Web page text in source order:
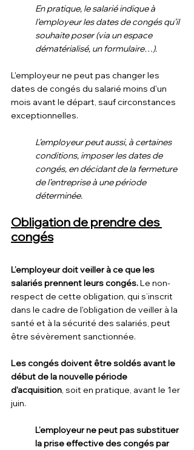
En pratique, le salarié indique à
l’employeur les dates de congés qu’il
souhaite poser (via un espace
dématérialisé, un formulaire…).
L'employeur ne peut pas changer les
dates de congés du salarié moins d'un
mois avant le départ, sauf circonstances
exceptionnelles.
L’employeur peut aussi, à certaines
conditions, imposer les dates de
congés, en décidant de la fermeture
de l’entreprise à une période
déterminée.
Obligation de prendre des
congés
L’employeur doit veiller à ce que les
salariés prennent leurs congés. Le non-
respect de cette obligation, qui s’inscrit
dans le cadre de l'obligation de veiller à la
santé et à la sécurité des salariés, peut
être sévèrement sanctionnée.
Les congés doivent être soldés avant le
début de la nouvelle période
d'acquisition, soit en pratique, avant le 1er
juin.
L’employeur ne peut pas substituer
la prise effective des congés par